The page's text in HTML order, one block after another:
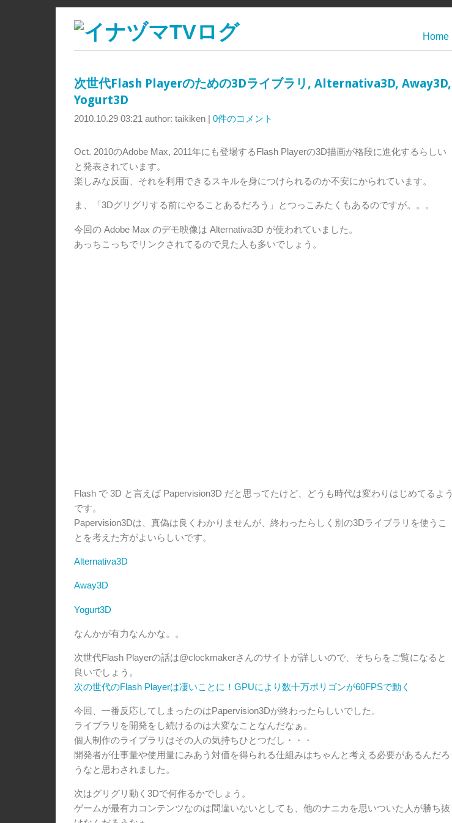
Home
次世代Flash Playerのための3Dライブラリ, Alternativa3D, Away3D,
Yogurt3D
2010.10.29 03:21 author: taikiken | 0件のコメント
Oct. 2010のAdobe Max, 2011年にも登場するFlash Playerの3D描画が格段に進化するらしい
と発表されています。
楽しみな反面、それを利用できるスキルを身につけられるのか不安にかられています。
ま、「3Dグリグリする前にやることあるだろう」とつっこみたくもあるのですが。。。
今回の Adobe Max のデモ映像は Alternativa3D が使われていました。
あっちこっちでリンクされてるので見た人も多いでしょう。
Flash で 3D と言えば Papervision3D だと思ってたけど、どうも時代は変わりはじめてるよう
です。
Papervision3Dは、真偽は良くわかりませんが、終わったらしく別の3Dライブラリを使うこ
とを考えた方がよいらしいです。
Alternativa3D
Away3D
Yogurt3D
なんかが有力なんかな。。
次世代Flash Playerの話は@clockmakerさんのサイトが詳しいので、そちらをご覧になると
良いでしょう。
次の世代のFlash Playerは凄いことに！GPUにより数十万ポリゴンが60FPSで動く
今回、一番反応してしまったのはPapervision3Dが終わったらしいでした。
ライブラリを開発をし続けるのは大変なことなんだなぁ。
個人制作のライブラリはその人の気持ちひとつだし・・・
開発者が仕事量や使用量にみあう対価を得られる仕組みはちゃんと考える必要があるんだろ
うなと思わされました。
次はグリグリ動く3Dで何作るかでしょう。
ゲームが最有力コンテンツなのは間違いないとしても、他のナニカを思いついた人が勝ち抜